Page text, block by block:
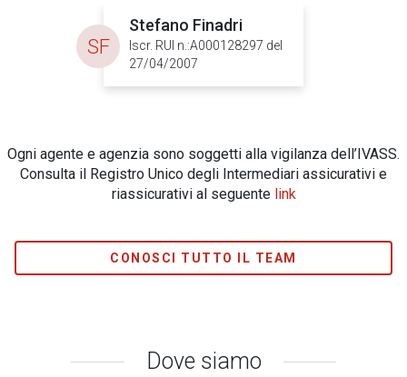
Stefano Finadri
Iscr. RUI n.:A000128297 del
27/04/2007
SF
Ogni agente e agenzia sono soggetti alla vigilanza dell’IVASS.
Consulta il Registro Unico degli Intermediari assicurativi e
riassicurativi al seguente link
CONOSCI TUTTO IL TEAM
Dove siamo